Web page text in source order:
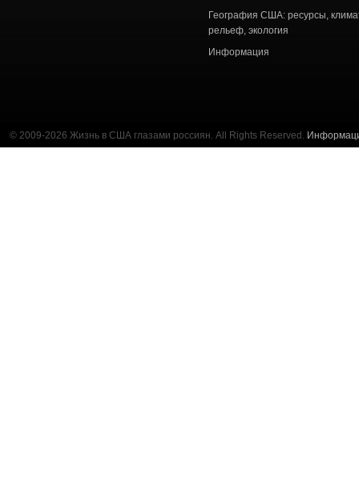
География США: ресурсы,
рельеф, экология
Информация
© 2009-2026 Жизнь в США глазами россиян. All Rights Reserved.